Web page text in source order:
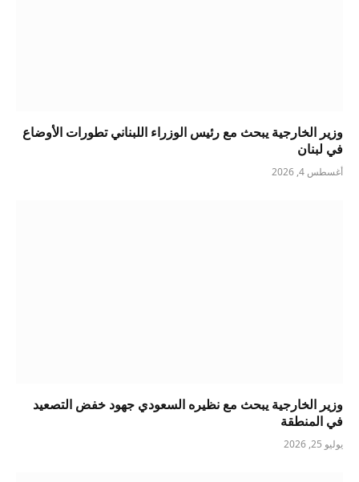
وزير الخارجية يبحث مع رئيس الوزراء اللبناني تطورات الأوضاع
في لبنان
أغسطس 4, 2026
وزير الخارجية يبحث مع نظيره السعودي جهود خفض التصعيد
في المنطقة
يوليو 25, 2026